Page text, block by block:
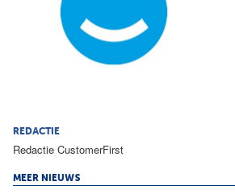
REDACTIE
Redactie CustomerFirst
MEER NIEUWS